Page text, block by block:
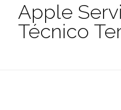
Apple
Técnico